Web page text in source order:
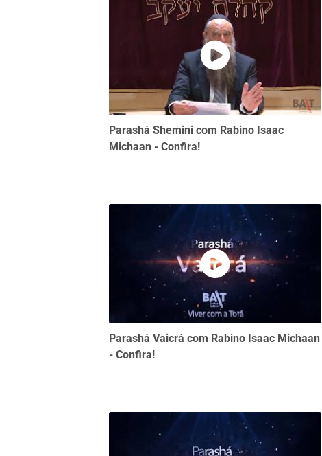
Parashá Shemini com Rabino Isaac
Michaan - Confira!
Parashá Vaicrá com Rabino Isaac Michaan
- Confira!